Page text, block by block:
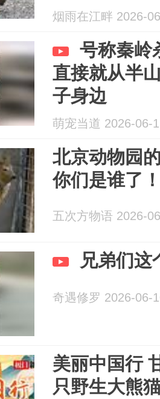
烟雨在江畔 2026-
号称秦岭
直接就从半
子身边
萌宠当道 2026-06-
北京动物园
你们是谁了
五次方物语 2026-
兄弟们这
奇遇修罗 2026-06-
美丽中国行
只野生大熊